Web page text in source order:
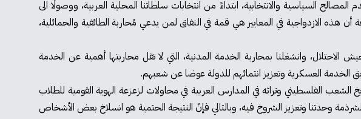
السياسية والانتخابية، ابتداءً من انتخابات سلطاتنا المحلية العربية، ووصولًا الى
هذه الازدواجية في المعايير هي قمة في النفاق لمن يدعي مُحاربة الطائفية والحمائلية،
وانشغلنا بمحاربة الخدمة المدنية، التي لا تقل محاربتها أهمية عن الخدمة
الخدمة العسكرية وتعزيز انتمائهم للدولة عوضا عن شعبهم.
الشعب الفلسطيني وتراثه في المدارس العربية في محاولات لزعزعة الهوية القومية للطلاب
وحدتنا وتعزيز الشروخ فيه، وبالتالي فإنّ النتيجة الحتمية هو انسلاخ بعض الأشخاص